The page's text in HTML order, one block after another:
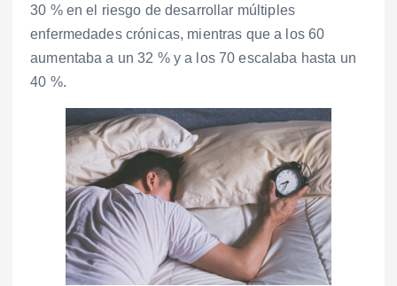
30 % en el riesgo de desarrollar múltiples
enfermedades crónicas, mientras que a los 60
aumentaba a un 32 % y a los 70 escalaba hasta un
40 %.